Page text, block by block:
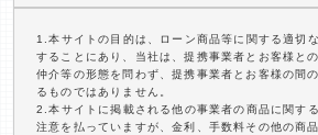
1.本サイトの目的は、ローン商品等に関する適切
することにあり、当社は、提携事業者とお客様と
仲介等の形態を問わず、提携事業者とお客様の間
るものではありません。
2.本サイトに掲載される他の事業者の商品に関す
注意を払っていますが、金利、手数料その他の商